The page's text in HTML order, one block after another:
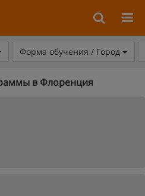
Форма обучения / Город
в Флоренция